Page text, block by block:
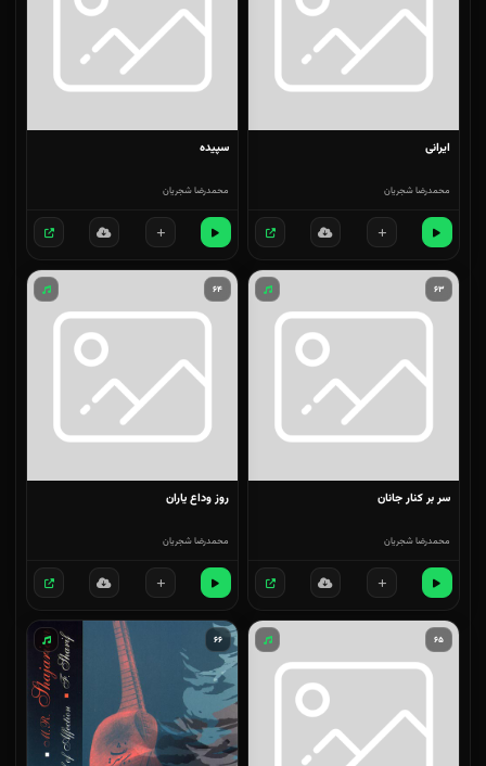
ایرانی
محمدرضا شجریان
سپیده
محمدرضا شجریان
۶۳
سر بر کنار جانان
محمدرضا شجریان
۶۴
روز وداع یاران
محمدرضا شجریان
۶۵ ۶۶